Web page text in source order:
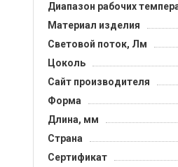
Диапазон рабочих
Материал изделия
Световой поток, Лм
Цоколь
Сайт производителя
Форма
Длина, мм
Страна
Сертификат